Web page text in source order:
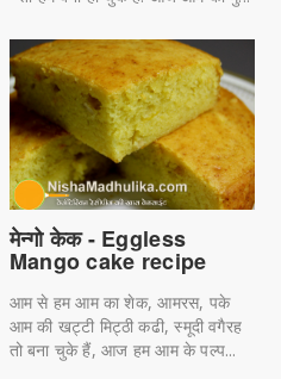
मेन्गो केक - Eggless
Mango cake recipe
आम से हम आम का शेक, आमरस, पके
आम की खट्टी मिट्ठी कढी, स्मूदी वगैरह
तो बना चुके हैं, आज हम आम के पल्प...